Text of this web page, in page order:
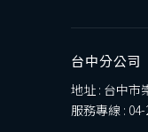
台中分公司
地址 : 台中市
服務專線 :